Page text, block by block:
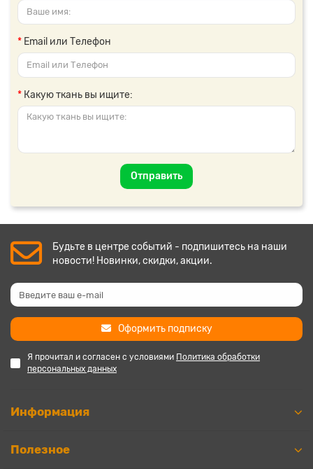
Email или Телефон
Какую ткань вы ищите:
Отправить
Будьте в центре событий - подпишитесь на наши
новости! Новинки, скидки, акции.
Оформить подписку
Я прочитал и согласен с условиями Политика обработки
персональных данных
Информация
Полезное